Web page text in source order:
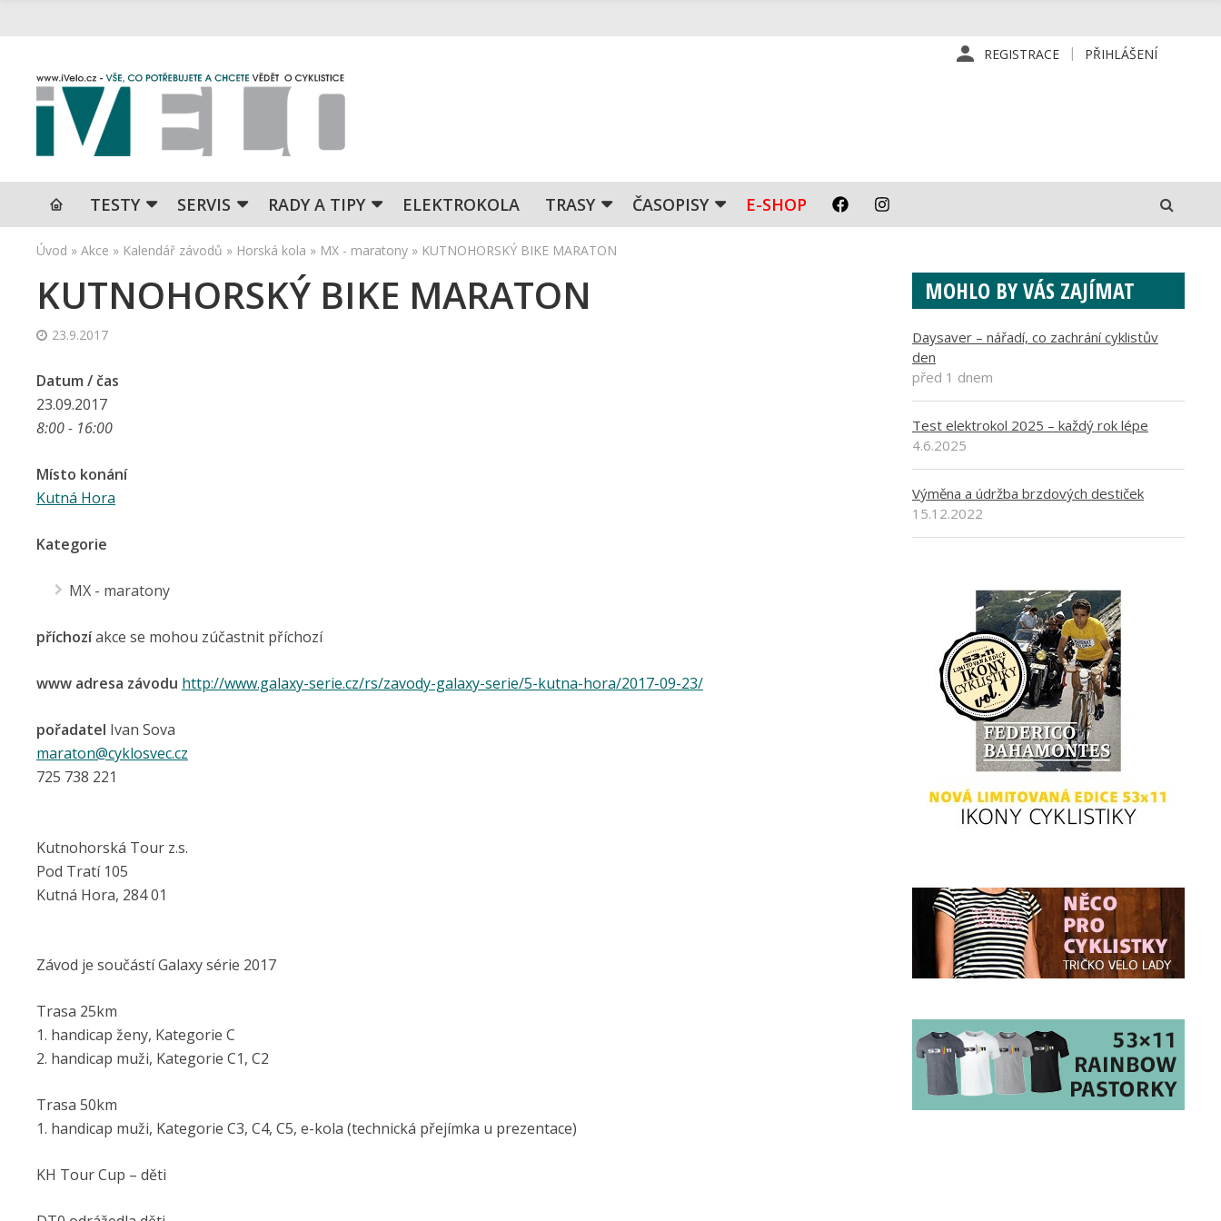
REGISTRACE PŘIHLÁŠENÍ
TESTY SERVIS RADY A TIPY ELEKTROKOLA TRASY ČASOPISY E-SHOP
Úvod » Akce » Kalendář závodů » Horská kola » MX - maratony » KUTNOHORSKÝ BIKE MARATON
KUTNOHORSKÝ BIKE MARATON
23.9.2017
Datum / čas
23.09.2017
8:00 - 16:00
Místo konání
Kutná Hora
Kategorie
MX - maratony
příchozíakce se mohou zúčastnit příchozí
www adresa závodu http://www.galaxy-serie.cz/rs/zavody-galaxy-serie/5-kutna-hora/2017-09-23/
pořadatel Ivan Sova
maraton@cyklosvec.cz
725 738 221
Kutnohorská Tour z.s.
Pod Tratí 105
Kutná Hora, 284 01
Závod je součástí Galaxy série 2017
Trasa 25km
1. handicap ženy, Kategorie C
2. handicap muži, Kategorie C1, C2
Trasa 50km
1. handicap muži, Kategorie C3, C4, C5, e-kola (technická přejímka u prezentace)
KH Tour Cup – děti
MOHLO BY VÁS ZAJÍMAT
Daysaver – nářadí, co zachrání cyklistův
den
před 1 dnem
Test elektrokol 2025 – každý rok lépe
4.6.2025
Výměna a údržba brzdových destiček
15.12.2022